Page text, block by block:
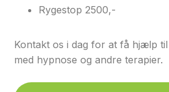
Rygestop 2500,-
Kontakt os i dag for at få hjælp
med hypnose og andre terapier.